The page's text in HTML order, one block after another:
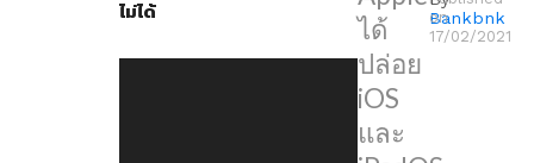
ไม่ได้
ได้
ปล่อย
iOS
และ
Bankbnk
on
17/02/2021
ใน
beta
2
ความ
สา